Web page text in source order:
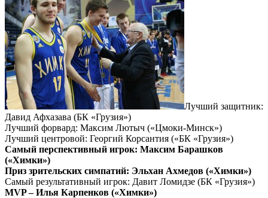
Лучший защитник:
Давид Афхазава (БК «Грузия»)
Лучший форвард: Максим Лютыч («Цмоки-Минск»)
Лучший центровой: Георгий Корсантия («БК «Грузия»)
Самый перспективный игрок: Максим Барашков
(«Химки»)
Приз зрительских симпатий: Эльхан Ахмедов («Химки»)
Самый результативный игрок: Давит Ломидзе (БК «Грузия»)
MVP – Илья Карпенков («Химки»)